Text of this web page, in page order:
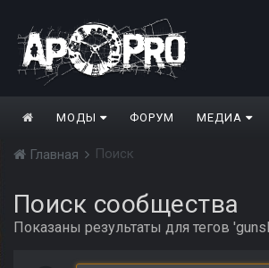
МОДЫ ФОРУМ МЕДИА
Главная Поиск
Поиск сообщества
Показаны результаты для тегов